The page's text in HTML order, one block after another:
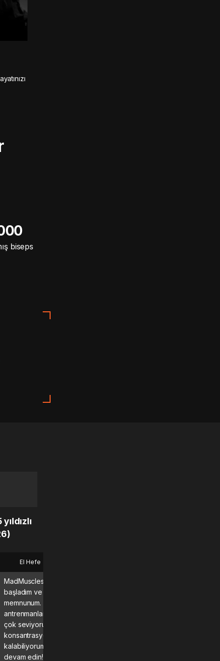
biseps
El Hefe
MadMuscles’a birkaç ay önce
başladım ve programdan çok
memnunum. Özellikle rehberli
antrenmanları ve günlük programı
çok seviyorum; bunlar sayesinde
konsantrasyonumu koruyup aktif
kalabiliyorum. Bu harika çalışmaya
devam edin! 💪